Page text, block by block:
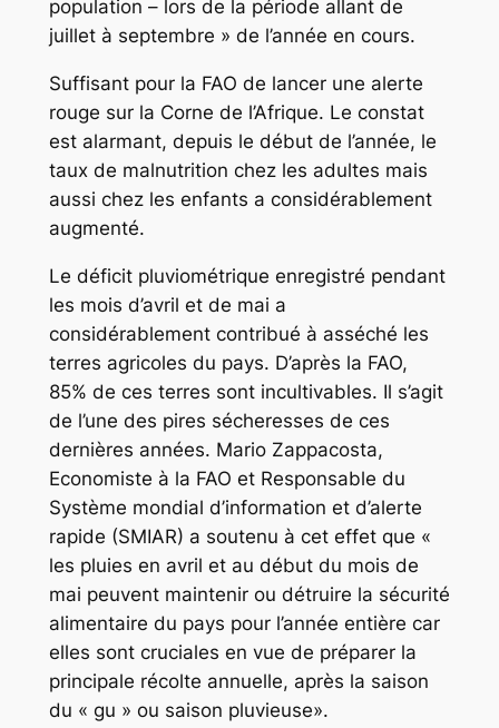
population – lors de la période allant de
juillet à septembre » de l’année en cours.
Suffisant pour la FAO de lancer une alerte
rouge sur la Corne de l’Afrique. Le constat
est alarmant, depuis le début de l’année, le
taux de malnutrition chez les adultes mais
aussi chez les enfants a considérablement
augmenté.
Le déficit pluviométrique enregistré pendant
les mois d’avril et de mai a
considérablement contribué à asséché les
terres agricoles du pays. D’après la FAO,
85% de ces terres sont incultivables. Il s’agit
de l’une des pires sécheresses de ces
dernières années. Mario Zappacosta,
Economiste à la FAO et Responsable du
Système mondial d’information et d’alerte
rapide (SMIAR) a soutenu à cet effet que «
les pluies en avril et au début du mois de
mai peuvent maintenir ou détruire la sécurité
alimentaire du pays pour l’année entière car
elles sont cruciales en vue de préparer la
principale récolte annuelle, après la saison
du « gu » ou saison pluvieuse».